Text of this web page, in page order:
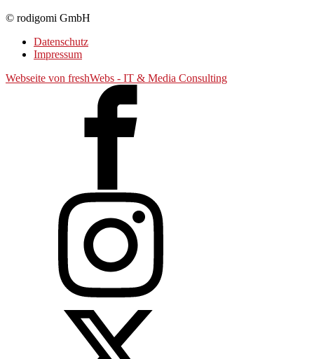
© rodigomi GmbH
Datenschutz
Impressum
Webseite von freshWebs - IT & Media Consulting